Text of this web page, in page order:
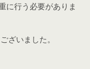
に行う必要がありま
ざいました。